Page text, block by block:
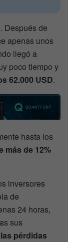
Después de
apenas unos
llegó a
poco tiempo y
62.000 USD.
hasta los
más de 12%
inversores
de
24 horas,
sus
las pérdidas